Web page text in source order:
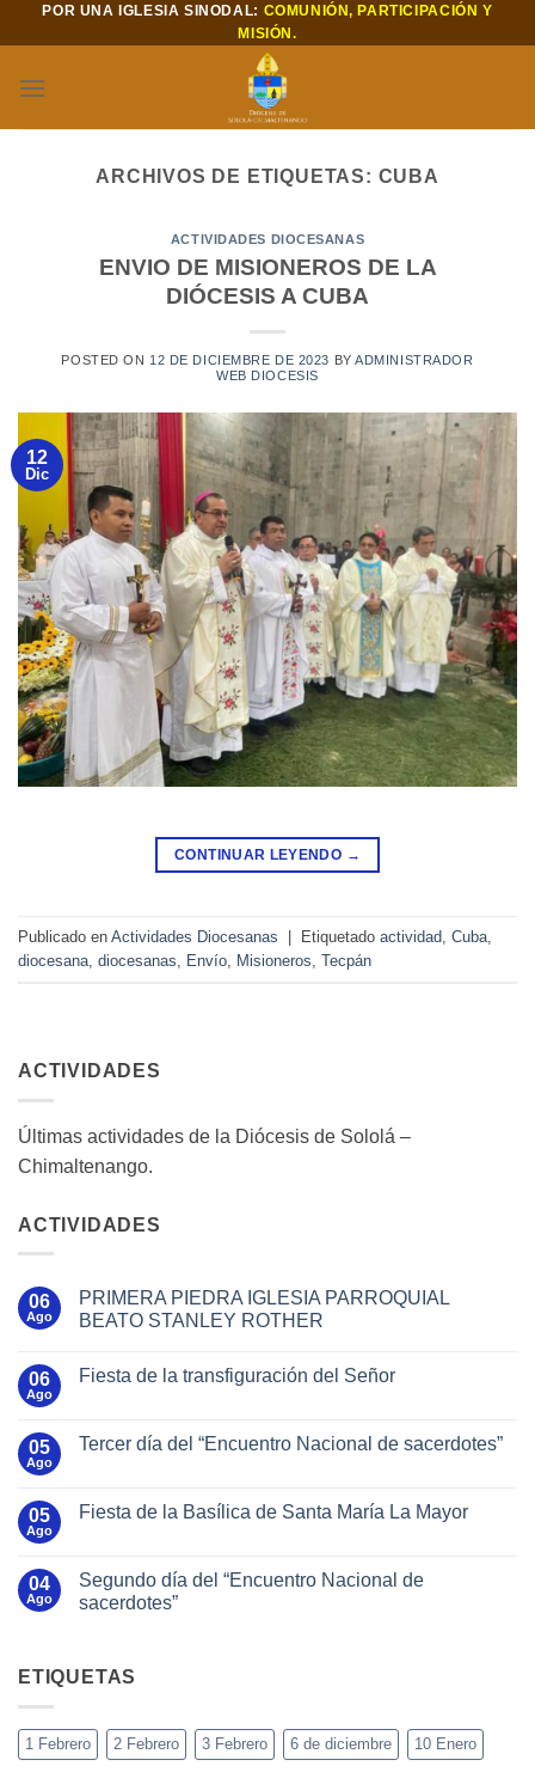
Saltar
al
POR UNA IGLESIA SINODAL: COMUNIÓN, PARTICIPACIÓN Y
MISIÓN.
ARCHIVOS DE ETIQUETAS: CUBA
ACTIVIDADES DIOCESANAS
ENVIO DE MISIONEROS DE LA
DIÓCESIS A CUBA
POSTED ON 12 DE DICIEMBRE DE 2023 BYADMINISTRADOR
WEB DIOCESIS
12
Dic
CONTINUAR LEYENDO →
Publicado en Actividades Diocesanas | Etiquetado actividad Cuba
diocesana diocesanas Envío Misioneros Tecpán
ACTIVIDADES
Últimas actividades de la Diócesis de Sololá –
Chimaltenango.
ACTIVIDADES
06
Ago
PRIMERA PIEDRA IGLESIA PARROQUIAL
BEATO STANLEY ROTHER
06
Ago
Fiesta de la transfiguración del Señor
05
Ago
Tercer día del “Encuentro Nacional de sacerdotes”
05
Ago
Fiesta de la Basílica de Santa María La Mayor
04
Ago
Segundo día del “Encuentro Nacional de
sacerdotes”
ETIQUETAS
1 Febrero 2 Febrero 3 Febrero 6 de diciembre 10 Enero